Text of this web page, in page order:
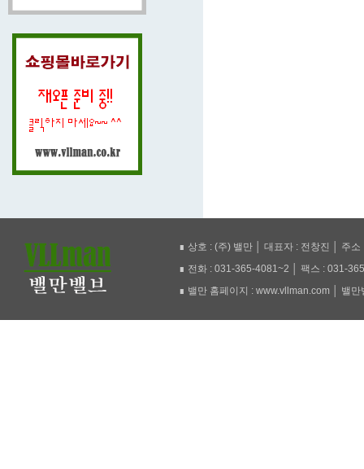
∎ 상호 : (주) 밸만 │ 대표자 : 전창진 │ 주
∎ 전화 : 031-365-4081~2 │ 팩스 : 031-
∎ 밸만 홈페이지 : www.vllman.com │ 밸